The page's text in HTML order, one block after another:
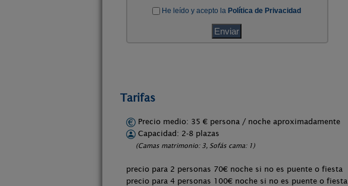
Tarifas
Precio medio: 35 € persona / noche aproximadamente
Capacidad: 2-8 plazas
(Camas matrimonio: 3, Sofás cama: 1)
precio para 2 personas 70€ noche si no es puente o fiesta
precio para 4 personas 100€ noche si no es puente o fiesta